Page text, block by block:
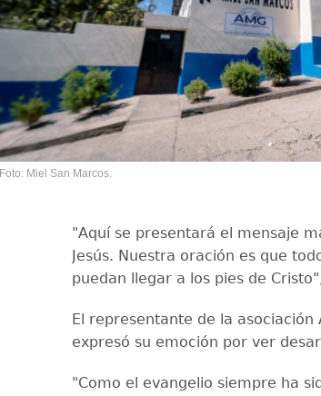
Foto: Miel San Marcos.
"Aquí se presentará el mensaje
Jesús. Nuestra oración es que
puedan llegar a los pies de
El representante de la asociación
expresó su emoción por ver
"Como el evangelio siempre ha